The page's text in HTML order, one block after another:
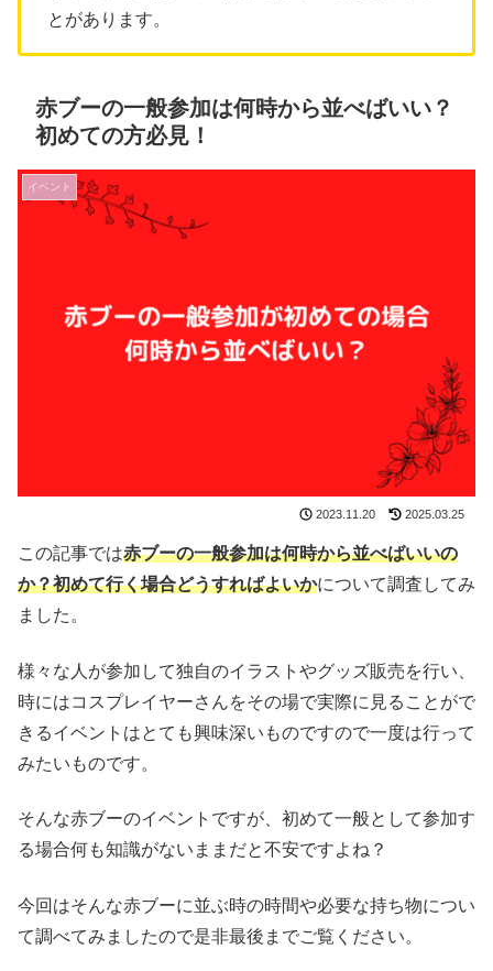
とがあります。
赤ブーの一般参加は何時から並べばいい？
初めての方必見！
イベント
2023.11.20 2025.03.25
この記事では赤ブーの一般参加は何時から並べばいいの
か？初めて行く場合どうすればよいかについて調査してみ
ました。
様々な人が参加して独自のイラストやグッズ販売を行い、
時にはコスプレイヤーさんをその場で実際に見ることがで
きるイベントはとても興味深いものですので一度は行って
みたいものです。
そんな赤ブーのイベントですが、初めて一般として参加す
る場合何も知識がないままだと不安ですよね？
今回はそんな赤ブーに並ぶ時の時間や必要な持ち物につい
て調べてみましたので是非最後までご覧ください。